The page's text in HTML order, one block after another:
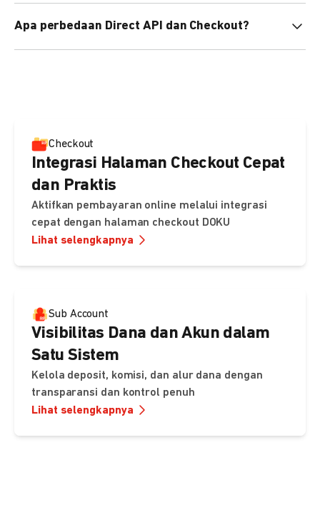
pemrograman untuk membantu integrasi Anda. Pelajari
Apa perbedaan Direct API dan Checkout?
Checkout
Integrasi Halaman Checkout Cepat
dan Praktis
Aktifkan pembayaran online melalui integrasi
cepat dengan halaman checkout DOKU
Lihat selengkapnya
Sub Account
Visibilitas Dana dan Akun dalam
Satu Sistem
Kelola deposit, komisi, dan alur dana dengan
transparansi dan kontrol penuh
Lihat selengkapnya